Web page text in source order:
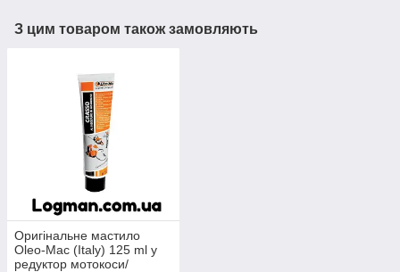
З цим товаром також замовляють
Оригінальне мастило
Oleo-Mac (Italy) 125 ml у
редуктор мотокоси/